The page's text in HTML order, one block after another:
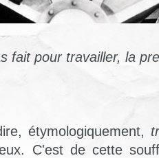
fait pour travailler, la
étymologiquement,
C'est de cette